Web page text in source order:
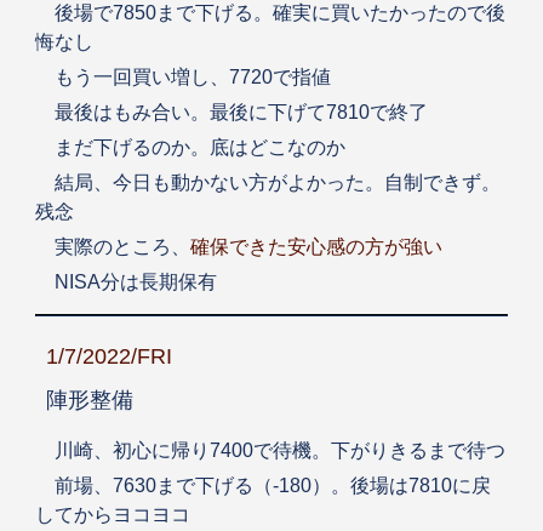
後場で7850まで下げる。確実に買いたかったので後
悔なし
もう一回買い増し、7720で指値
最後はもみ合い。最後に下げて7810で終了
まだ下げるのか。底はどこなのか
結局、今日も動かない方がよかった。自制できず。
残念
実際のところ、 確保できた安心感の方が強い
NISA分は長期保有
1/7/2022/FRI
陣形整備
川崎、初心に帰り7400で待機。下がりきるまで待つ
前場、7630まで下げる（-180）。後場は7810に戻
してからヨコヨコ